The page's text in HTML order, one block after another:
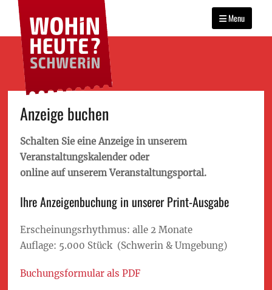
content
WOHIN HEUTE?
SCHWERIN
Das Veranstaltungsportal
für Schwerin
Primary
menu
Menu
Anzeige buchen
Schalten Sie eine Anzeige in unserem
Veranstaltungskalender oder
online auf unserem Veranstaltungsportal.
Ihre Anzeigenbuchung in unserer Print-Ausgabe
Erscheinungsrhythmus: alle 2 Monate
Auflage: 5.000 Stück (Schwerin & Umgebung)
Buchungsformular als PDF